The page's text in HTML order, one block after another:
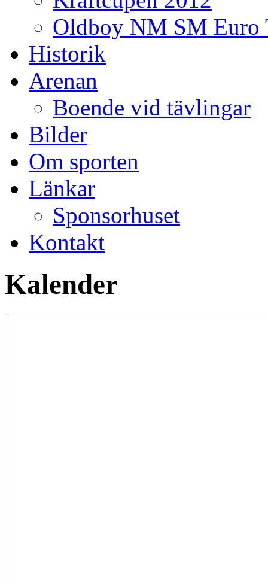
Oldboy NM SM Euro
Historik
Arenan
Boende vid tävlingar
Bilder
Om sporten
Länkar
Sponsorhuset
Kontakt
Kalender